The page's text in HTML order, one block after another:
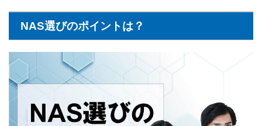
NAS選びのポイントは？